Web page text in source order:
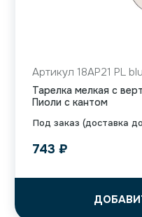
Под заказ (доставка
Артикул 18AP21 PL
Тарелка мелкая с
Пиоли с кантом
743 ₽